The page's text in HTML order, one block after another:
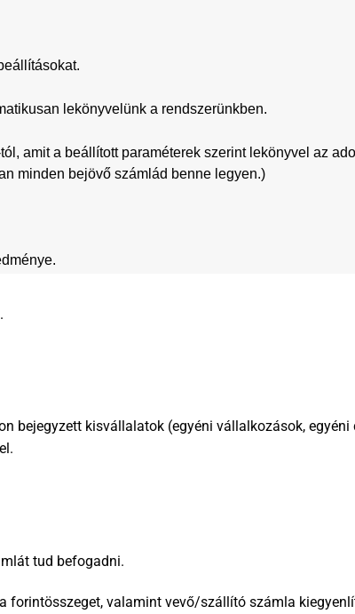
lekönyvelünk a rendszerünkben.
amit a beállított paraméterek szerint lekönyvel az
minden bejövő számlád benne legyen.)
kisvállalatok (egyéni vállalkozások, egyéni
tud befogadni.
forintösszeget, valamint vevő/szállító számla